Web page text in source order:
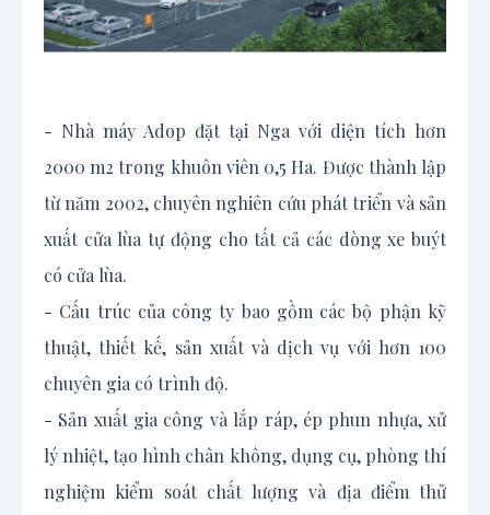
- Nhà máy Adop đặt tại Nga với diện tích hơn
2000 m2 trong khuôn viên 0,5 Ha. Được thành lập
từ năm 2002, chuyên nghiên cứu phát triển và sản
xuất cửa lùa tự động cho tất cả các dòng xe buýt
có cửa lùa.
- Cấu trúc của công ty bao gồm các bộ phận kỹ
thuật, thiết kế, sản xuất và dịch vụ với hơn 100
chuyên gia có trình độ.
- Sản xuất gia công và lắp ráp, ép phun nhựa, xử
lý nhiệt, tạo hình chân không, dụng cụ, phòng thí
nghiệm kiểm soát chất lượng và địa điểm thử